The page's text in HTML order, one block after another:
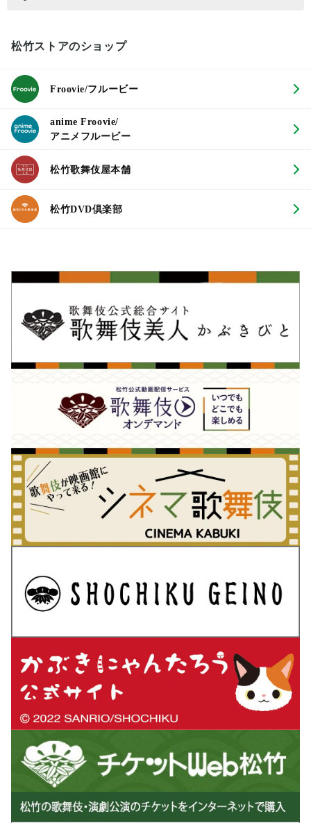
松竹ストアのショップ
Froovie/フルービー
anime Froovie/
アニメフルービー
松竹歌舞伎屋本舗
松竹DVD倶楽部